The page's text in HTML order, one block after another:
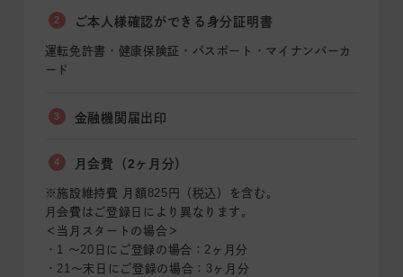
2 ご本人様確認ができる身分証明書
運転免許書・健康保険証・パスポート・マイナンバーカ
ード
3 金融機関届出印
4 月会費（2ヶ月分）
※施設維持費 月額825円（税込）を含む。
月会費はご登録日により異なります。
＜当月スタートの場合＞
・1 〜20日にご登録の場合：2ヶ月分
・21〜末日にご登録の場合：3ヶ月分